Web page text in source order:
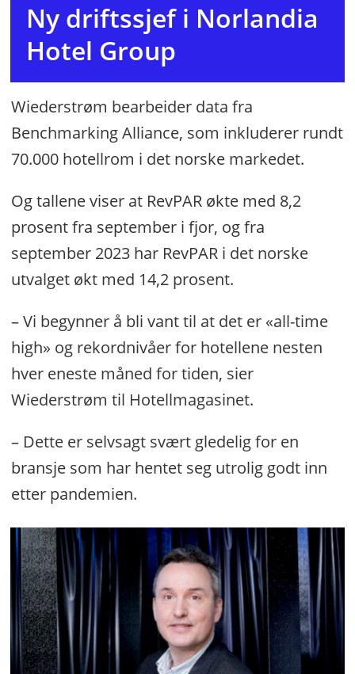
Ny driftssjef i Norlandia
Hotel Group
Wiederstrøm bearbeider data fra
Benchmarking Alliance, som inkluderer rundt
70.000 hotellrom i det norske markedet.
Og tallene viser at RevPAR økte med 8,2
prosent fra september i fjor, og fra
september 2023 har RevPAR i det norske
utvalget økt med 14,2 prosent.
– Vi begynner å bli vant til at det er «all-time
high» og rekordnivåer for hotellene nesten
hver eneste måned for tiden, sier
Wiederstrøm til Hotellmagasinet.
– Dette er selvsagt svært gledelig for en
bransje som har hentet seg utrolig godt inn
etter pandemien.